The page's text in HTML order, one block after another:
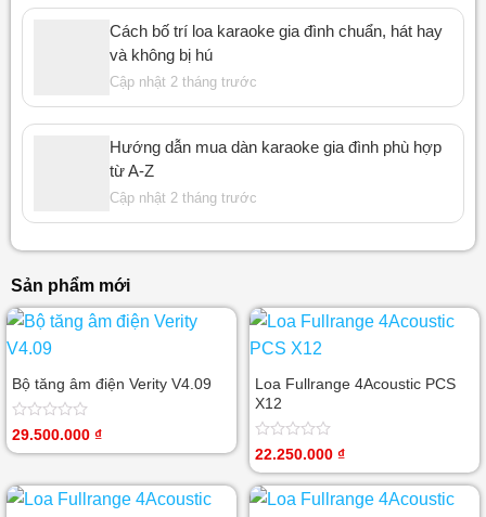
Cách bố trí loa karaoke gia đình chuẩn, hát hay
và không bị hú
Cập nhật 2 tháng trước
Hướng dẫn mua dàn karaoke gia đình phù hợp
từ A-Z
Cập nhật 2 tháng trước
Sản phẩm mới
Bộ tăng âm điện Verity V4.09
Được
5
sao
29.500.000 ₫
Loa Fullrange 4Acoustic PCS
X12
Được
hạng
0
22.250.000 ₫